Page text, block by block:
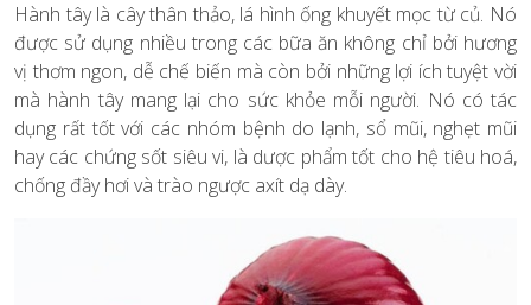
Hành tây là cây thân thảo, lá hình ống khuyết mọc từ củ. Nó
được sử dụng nhiều trong các bữa ăn không chỉ bởi hương
vị thơm ngon, dễ chế biến mà còn bởi những lợi ích tuyệt vời
mà hành tây mang lại cho sức khỏe mỗi người. Nó có tác
dụng rất tốt với các nhóm bệnh do lạnh, sổ mũi, nghẹt mũi
hay các chứng sốt siêu vi, là dược phẩm tốt cho hệ tiêu hoá,
chống đầy hơi và trào ngược axít dạ dày.